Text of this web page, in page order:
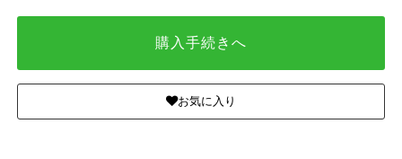
購入手続きへ
お気に入り